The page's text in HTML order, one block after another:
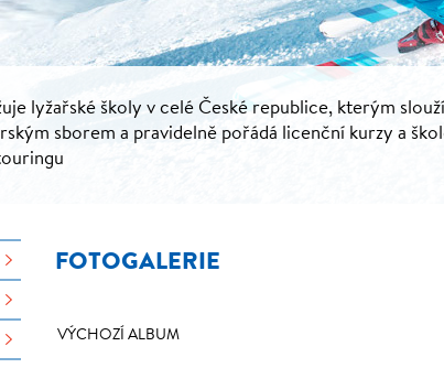
lyžařské školy v celé České republice, kterým
sborem a pravidelně pořádá licenční kurzy a
FOTOGALERIE
VÝCHOZÍ ALBUM